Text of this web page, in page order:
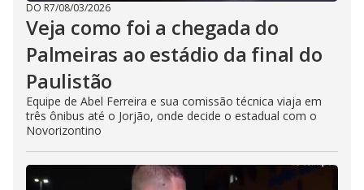
DO R7/08/03/2026
Veja como foi a chegada do
Palmeiras ao estádio da final do
Paulistão
Equipe de Abel Ferreira e sua comissão técnica viaja em
três ônibus até o Jorjão, onde decide o estadual com o
Novorizontino